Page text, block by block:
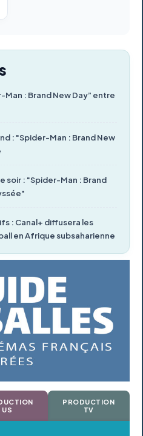
Man : Brand New Day” entre
: "Spider-Man : Brand New
soir : "Spider-Man : Brand
: Canal+ diffusera les
en Afrique subsaharienne
US
PRODUCTION
TV